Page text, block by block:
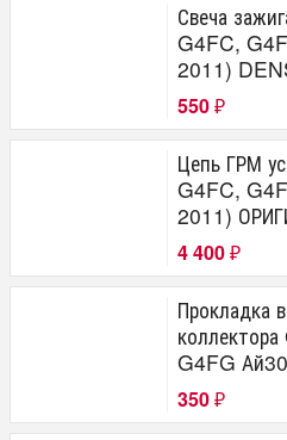
Свеча
G4FC,
2011)
550 ₽
Цепь ГРМ
G4FC,
2011)
4 400 ₽
Прокладка
G4FG
350 ₽